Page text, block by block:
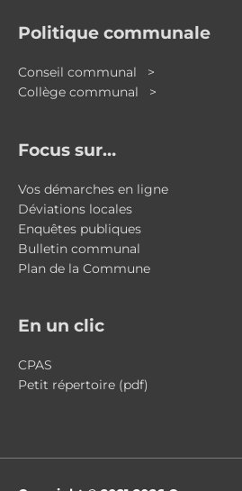
Politique communale
Conseil communal >
Collège communal >
Focus sur…
Vos démarches en ligne
Déviations locales
Enquêtes publiques
Bulletin communal
Plan de la Commune
En un clic
CPAS
Petit répertoire (pdf)